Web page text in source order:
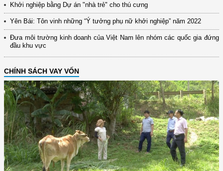
Khởi nghiệp bằng Dự án "nhà trẻ" cho thú cưng
Yên Bái: Tôn vinh những “Ý tưởng phụ nữ khởi nghiệp” năm 2022
Đưa môi trường kinh doanh của Việt Nam lên nhóm các quốc gia đứng
đầu khu vực
CHÍNH SÁCH VAY VỐN